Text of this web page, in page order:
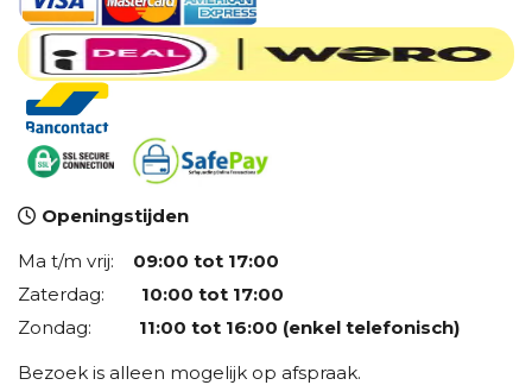
Openingstijden
Ma t/m vrij: 09:00 tot 17:00
Zaterdag: 10:00 tot 17:00
Zondag: 11:00 tot 16:00 (enkel telefonisch)
Bezoek is alleen mogelijk op afspraak.